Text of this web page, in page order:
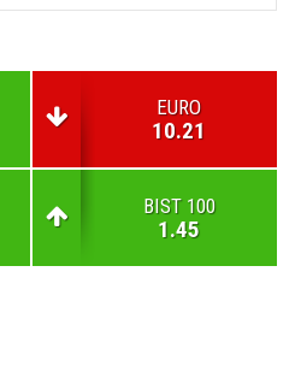
EURO
10.21
BIST 100
1.45